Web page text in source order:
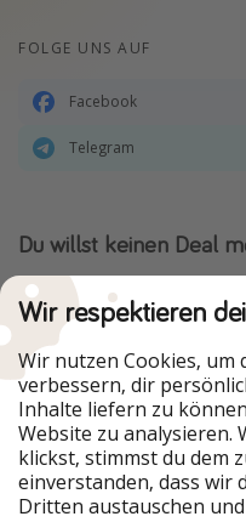
FOLGE UNS AUF
Facebook
Telegram
Du willst keinen Deal
Dann lade unsere App
Urlaubspiraten ist Teil
Unsere Märkte
PiratinViaggio
VakantiePiraten
Wir respektieren
Wir nutzen Cookies,
verbessern, dir
Inhalte liefern zu
Website zu analysieren.
klickst, stimmst du dem
einverstanden, dass wir
Dritten austauschen